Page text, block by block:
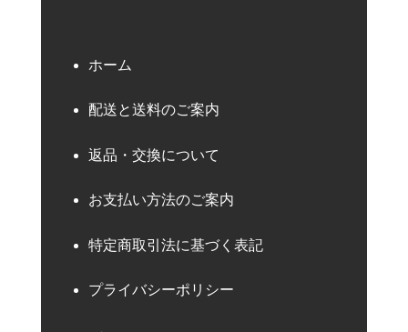
ホーム
配送と送料のご案内
返品・交換について
お支払い方法のご案内
特定商取引法に基づく表記
プライバシーポリシー